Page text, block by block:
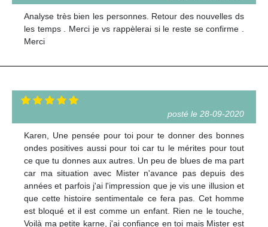
Analyse très bien les personnes. Retour des nouvelles ds
les temps . Merci je vs rappèlerai si le reste se confirme .
Merci
posté le 28-09-2020
Karen, Une pensée pour toi pour te donner des bonnes
ondes positives aussi pour toi car tu le mérites pour tout
ce que tu donnes aux autres. Un peu de blues de ma part
car ma situation avec Mister n'avance pas depuis des
années et parfois j'ai l'impression que je vis une illusion et
que cette histoire sentimentale ce fera pas. Cet homme
est bloqué et il est comme un enfant. Rien ne le touche,
Voilà ma petite karne, j'ai confiance en toi mais Mister est